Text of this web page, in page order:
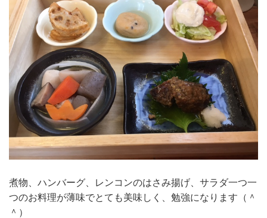
煮物、ハンバーグ、レンコンのはさみ揚げ、サラダ一つ一
つのお料理が薄味でとても美味しく、勉強になります（＾
＾）